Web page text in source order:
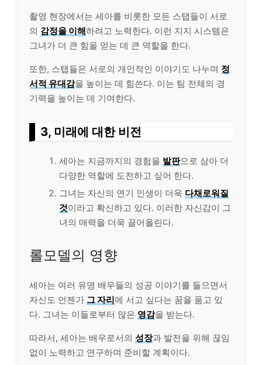
촬영 현장에서는 세아를 비롯한 모든 스탭들이 서로
의 감정을 이해하려고 노력한다. 이런 지지 시스템은
그녀가 더 큰 힘을 얻는 데 큰 역할을 한다.
또한, 스탭들은 서로의 개인적인 이야기도 나누며 정
서적 유대감을 높이는 데 힘쓴다. 이는 팀 전체의 경
기력을 높이는 데 기여한다.
3, 미래에 대한 비전
세아는 지금까지의 경험을 발판으로 삼아 더
다양한 역할에 도전하고 싶어 한다.
그녀는 자신의 연기 인생이 더욱 다채로워질
것이라고 확신하고 있다. 이러한 자신감이 그
녀의 매력을 더욱 끌어올린다.
롤모델의 영향
세아는 여러 유명 배우들의 성공 이야기를 들으면서
자신도 언젠가 그 자리에 서고 싶다는 꿈을 품고 있
다. 그녀는 이들로부터 많은 영감을 받는다.
따라서, 세아는 배우로서의 성장과 발전을 위해 끊임
없이 노력하고 연구하며 준비할 계획이다.